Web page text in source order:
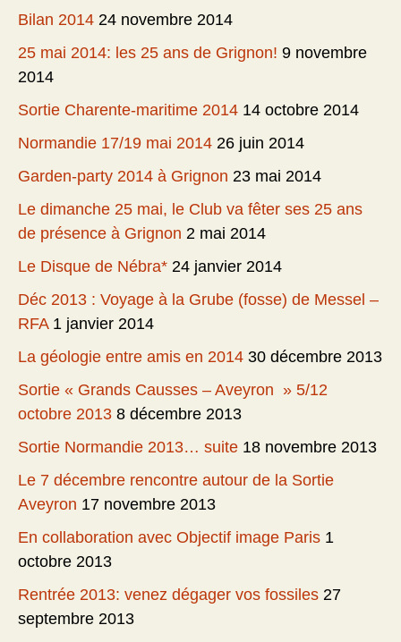
Bilan 2014 24 novembre 2014
25 mai 2014: les 25 ans de Grignon! 9 novembre
2014
Sortie Charente-maritime 2014 14 octobre 2014
Normandie 17/19 mai 2014 26 juin 2014
Garden-party 2014 à Grignon 23 mai 2014
Le dimanche 25 mai, le Club va fêter ses 25 ans
de présence à Grignon 2 mai 2014
Le Disque de Nébra* 24 janvier 2014
Déc 2013 : Voyage à la Grube (fosse) de Messel –
RFA 1 janvier 2014
La géologie entre amis en 2014 30 décembre 2013
Sortie « Grands Causses – Aveyron » 5/12
octobre 2013 8 décembre 2013
Sortie Normandie 2013… suite 18 novembre 2013
Le 7 décembre rencontre autour de la Sortie
Aveyron 17 novembre 2013
En collaboration avec Objectif image Paris 1
octobre 2013
Rentrée 2013: venez dégager vos fossiles 27
septembre 2013